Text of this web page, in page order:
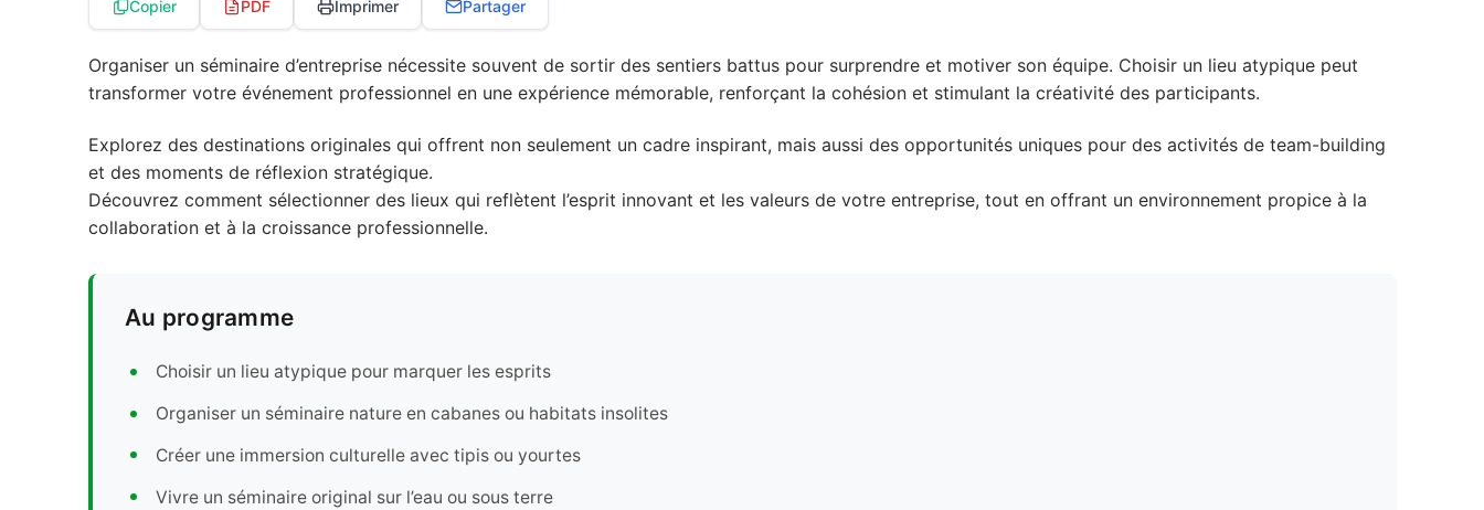
Copier PDF Imprimer Partager
Organiser un séminaire d’entreprise nécessite souvent de sortir des sentiers battus pour surprendre et motiver son équipe. Choisir un lieu atypique peut
transformer votre événement professionnel en une expérience mémorable, renforçant la cohésion et stimulant la créativité des participants.
Explorez des destinations originales qui offrent non seulement un cadre inspirant, mais aussi des opportunités uniques pour des activités de team-building
et des moments de réflexion stratégique.
Découvrez comment sélectionner des lieux qui reflètent l’esprit innovant et les valeurs de votre entreprise, tout en offrant un environnement propice à la
collaboration et à la croissance professionnelle.
Au programme
Choisir un lieu atypique pour marquer les esprits
Organiser un séminaire nature en cabanes ou habitats insolites
Créer une immersion culturelle avec tipis ou yourtes
Vivre un séminaire original sur l’eau ou sous terre